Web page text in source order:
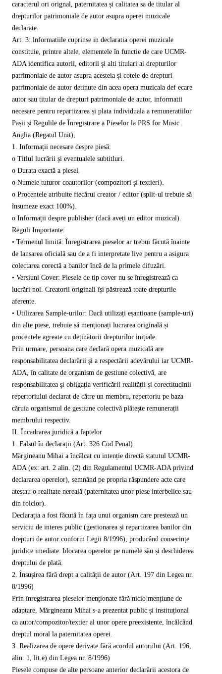
caracterul ori orignal, paternitatea și calitatea sa de titular al
drepturilor patrimoniale de autor asupra operei muzicale
declarate.
Art. 3: lnformatiile cuprinse in declaratia operei muzicale
constituie, printre altele, elementele în functie de care UCMR-
ADA identifica autorii, editorii și alti titulari ai drepturilor
patrimoniale de autor asupra acesteia și cotele de drepturi
patrimoniale de autor detinute din acea opera muzicala def ecare
autor sau titular de drepturi patrimoniale de autor, informatii
necesare pentru repartizarea și plata individuala a remuneratiilor
Pașii și Regulile de Înregistrare a Pieselor la PRS for Music
Anglia (Regatul Unit),
1. Informații necesare despre piesă:
o Titlul lucrării și eventualele subtitluri.
o Durata exactă a piesei.
o Numele tuturor coautorilor (compozitori și textieri).
o Procentele atribuite fiecărui creator / editor (split-ul trebuie să
însumeze exact 100%).
o Informații despre publisher (dacă aveți un editor muzical).
Reguli Importante:
• Termenul limită: Înregistrarea pieselor ar trebui făcută înainte
de lansarea oficială sau de a fi interpretate live pentru a asigura
colectarea corectă a banilor încă de la primele difuzări.
• Versiuni Cover: Piesele de tip cover nu se înregistrează ca
lucrări noi. Creatorii originali își păstrează toate drepturile
aferente.
• Utilizarea Sample-urilor: Dacă utilizați eșantioane (sample-uri)
din alte piese, trebuie să menționați lucrarea originală și
procentele agreate cu deținătorii drepturilor inițiale.
Prin urmare, persoana care declară opera muzicală are
responsabilitatea declarării și a respectării adevărului iar UCMR-
ADA, în calitate de organism de gestiune colectivă, are
responsabilitatea și obligația verificării realității și corectitudinii
repertoriului declarat de către un membru, repertoriu pe baza
căruia organismul de gestiune colectivă plătește remunerații
membrului respectiv.
II. Încadrarea juridică a faptelor
1. Falsul în declarații (Art. 326 Cod Penal)
Mărgineanu Mihai a încălcat cu intenție directă statutul UCMR-
ADA (ex: art. 2 alin. (2) din Regulamentul UCMR-ADA privind
declararea operelor), semnând pe propria răspundere acte care
atestau o realitate nereală (paternitatea unor piese interbelice sau
din folclor).
Declarația a fost făcută în fața unui organism care prestează un
serviciu de interes public (gestionarea și repartizarea banilor din
drepturi de autor conform Legii 8/1996), producând consecințe
juridice imediate: blocarea operelor pe numele său și deschiderea
dreptului de plată.
2. Însușirea fără drept a calității de autor (Art. 197 din Legea nr.
8/1996)
Prin înregistrarea pieselor menționate fără nicio mențiune de
adaptare, Mărgineanu Mihai s-a prezentat public și instituțional
ca autor/compozitor/textier al unor opere preexistente, încălcând
dreptul moral la paternitatea operei.
3. Realizarea de opere derivate fără acordul autorului (Art. 196,
alin. 1, lit.e) din Legea nr. 8/1996)
Piesele compuse de alte persoane anterior declarării acestora de